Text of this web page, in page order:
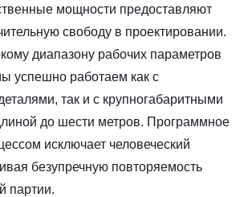
мощности предоставляют
свободу в проектировании.
диапазону рабочих параметров
успешно работаем как с
так и с крупногабаритными
до шести метров. Программное
исключает человеческий
безупречную повторяемость
партии.